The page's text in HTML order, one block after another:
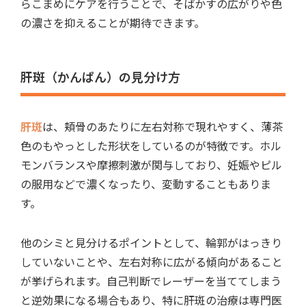
らこまめにケアを行うことで、そばかすの広がりや色
の濃さを抑えることが期待できます。
肝斑（かんぱん）の見分け方
肝斑は、 頬骨のあたりに左右対称で現れやすく、薄茶
色のもやっとした形状をしているのが特徴です。 ホル
モンバランスや摩擦刺激が関与しており、妊娠やピル
の服用などで濃くなったり、変動することもありま
す。
他のシミと見分けるポイントとして、 輪郭がはっきり
していないことや、左右対称に広がる傾向があること
が挙げられます。自己判断でレーザーを当ててしまう
と逆効果になる場合もあり、特に肝斑の治療は専門医